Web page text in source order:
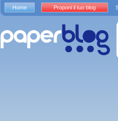
Home Proponi il tuo blog